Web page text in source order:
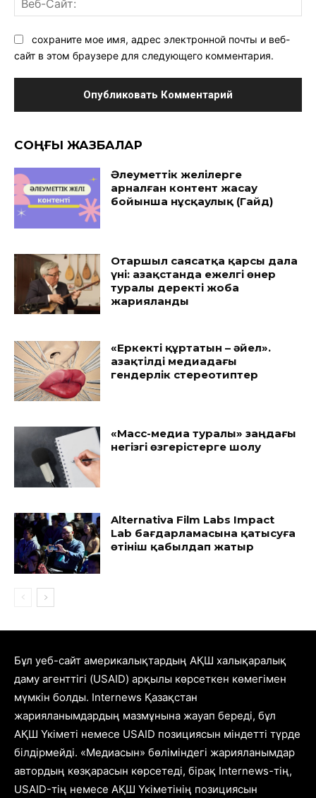
сохраните мое имя, адрес электронной почты и веб-
сайт в этом браузере для следующего комментария.
CОҢҒЫ ЖАЗБАЛАР
Әлеуметтік желілерге
арналған контент жасау
бойынша нұсқаулық (Гайд)
Отаршыл саясатқа қарсы дала
үні: Қазақстанда ежелгі өнер
туралы деректі жоба
жарияланды
«Еркекті құртатын – әйел».
Қазақтілді медиадағы
гендерлік стереотиптер
«Масс-медиа туралы» заңдағы
негізгі өзгерістерге шолу
Alternativa Film Labs Impact
Lab бағдарламасына қатысуға
өтініш қабылдап жатыр
Бұл уеб-сайт америкалықтардың АҚШ халықаралық
даму агенттігі (USAID) арқылы көрсеткен көмегімен
мүмкін болды. Internews Қазақстан
жарияланымдардың мазмұнына жауап береді, бұл
АҚШ Үкіметі немесе USAID позициясын міндетті түрде
білдірмейді. «Медиасын» бөліміндегі жарияланымдар
автордың көзқарасын көрсетеді, бірақ Internews-тің,
USAID-тің немесе АҚШ Үкіметінің позициясын